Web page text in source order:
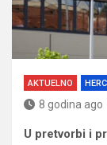
AKTUELNO
8 godina ago
U pretvorbi i